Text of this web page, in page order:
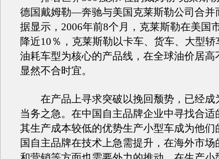
德国戴姆勒—奔驰与美国克莱斯勒公司合并
据显示，2006年前8个月，克莱斯勒在美国
降近10％，克莱斯勒以卡车、货车、大型轿
油耗车型为核心的产品线，在全球油价居高
显然不合时宜。
在产品上寻求突破以挽回颓势，已经成
当务之急。在中国自主品牌企业中寻找合适
其生产成本较低的优势生产小型车成为他们
国自主品牌在技术上急需提升，在海外市场